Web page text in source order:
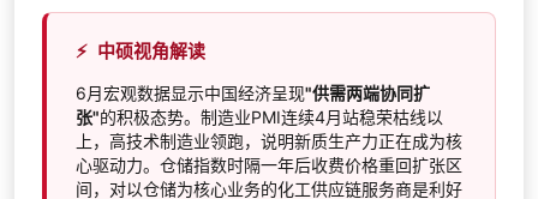
⚡ 中硕视角解读
6月宏观数据显示中国经济呈现"供需两端协同扩
张"的积极态势。制造业PMI连续4月站稳荣枯线以
上，高技术制造业领跑，说明新质生产力正在成为核
心驱动力。仓储指数时隔一年后收费价格重回扩张区
间，对以仓储为核心业务的化工供应链服务商是利好